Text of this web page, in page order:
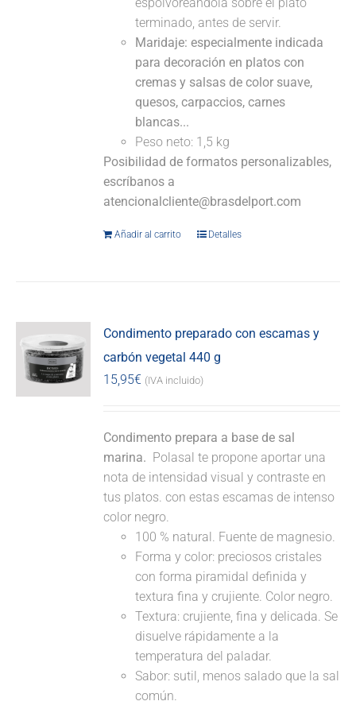
espolvoreándola sobre el plato
terminado, antes de servir.
Maridaje: especialmente indicada
para decoración en platos con
cremas y salsas de color suave,
quesos, carpaccios, carnes
blancas...
Peso neto: 1,5 kg
Posibilidad de formatos personalizables,
escríbanos a
atencionalcliente@brasdelport.com
Añadir al carrito Detalles
Condimento preparado con escamas y
carbón vegetal 440 g
15,95€ (IVA incluido)
Condimento prepara a base de sal
marina. Polasal te propone aportar una
nota de intensidad visual y contraste en
tus platos. con estas escamas de intenso
color negro.
100 % natural. Fuente de magnesio.
Forma y color: preciosos cristales
con forma piramidal definida y
textura fina y crujiente. Color negro.
Textura: crujiente, fina y delicada. Se
disuelve rápidamente a la
temperatura del paladar.
Sabor: sutil, menos salado que la sal
común.